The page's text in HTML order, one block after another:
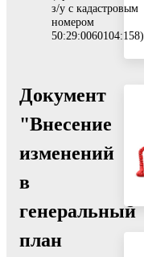
з/у с кадастровым
номером
50:29:0060104:158)
Документ
"Внесение
изменений
в
генеральный
план